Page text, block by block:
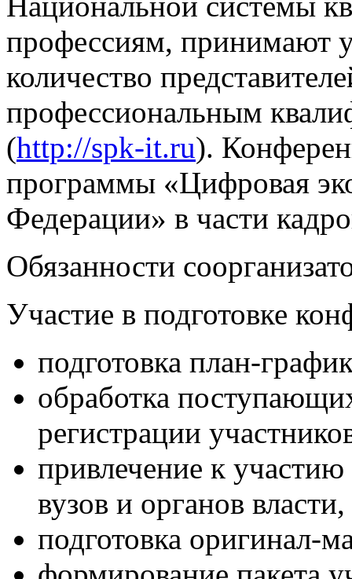
профессиям, принимают
количество
профессиональным
(http://spk-it.ru).
программы «Цифровая
Федерации» в части
Обязанности
Участие в подготовке
подготовка план-
обработка
регистрации
привлечение к
вузов и органов власти,
подготовка оригинал-